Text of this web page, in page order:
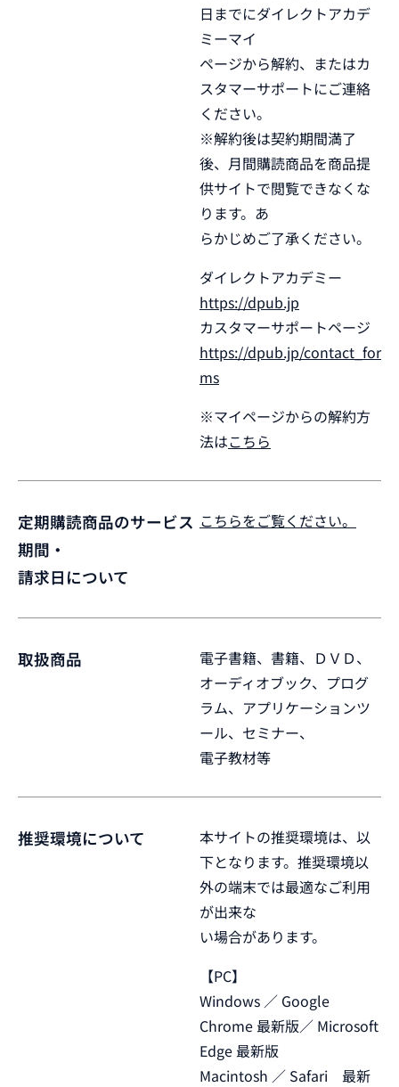
日までにダイレクトアカデ
ミーマイ
ページから解約、またはカ
スタマーサポートにご連絡
ください。
※解約後は契約期間満了
後、月間購読商品を商品提
供サイトで閲覧できなくな
ります。あ
らかじめご了承ください。
ダイレクトアカデミー
https://dpub.jp
カスタマーサポートページ
https://dpub.jp/contact_for
ms
※マイページからの解約方
法はこちら
定期購読商品のサービス
期間・
請求日について
こちらをご覧ください。
取扱商品
電子書籍、書籍、ＤＶＤ、
オーディオブック、プログ
ラム、アプリケーションツ
ール、セミナー、
電子教材等
推奨環境について
本サイトの推奨環境は、以
下となります。推奨環境以
外の端末では最適なご利用
が出来な
い場合があります。
【PC】
Windows ／ Google
Chrome 最新版／ Microsoft
Edge 最新版
Macintosh ／ Safari 最新